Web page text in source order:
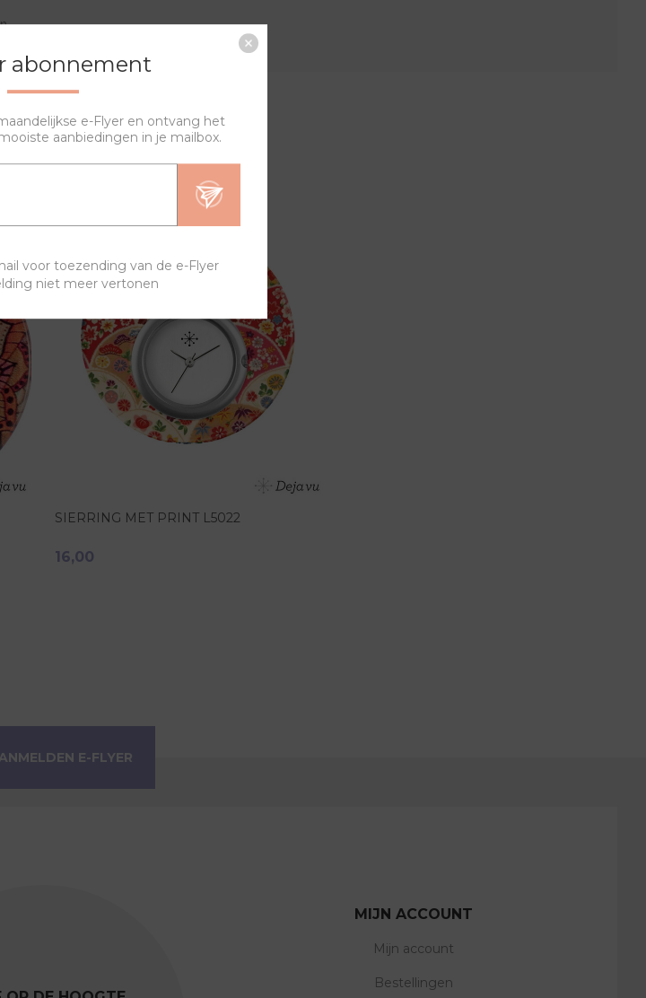
PRODUCTEN
SIERRING MET PRINT L5022
16,00
MIJN ACCOUNT
Mijn account
Bestellingen
abonnement
e-Flyer en ontvang het
aanbiedingen in je mailbox.
voor toezending van de e-Flyer
niet meer vertonen